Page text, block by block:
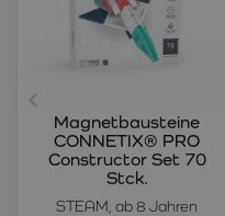
STEAM, ab 8 Jahren
Magnetbausteine
CONNETIX® PRO
Constructor Set 70
Stck.